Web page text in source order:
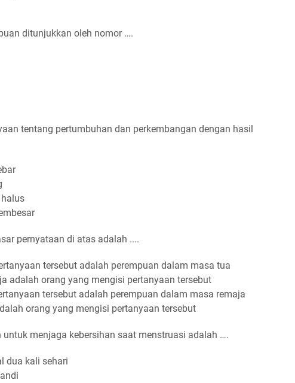
ditunjukkan oleh nomor ….
tentang pertumbuhan dan perkembangan dengan hasil
pernyataan di atas adalah ....
tersebut adalah perempuan dalam masa tua
adalah orang yang mengisi pertanyaan tersebut
tersebut adalah perempuan dalam masa remaja
orang yang mengisi pertanyaan tersebut
menjaga kebersihan saat menstruasi adalah ….
dua kali sehari